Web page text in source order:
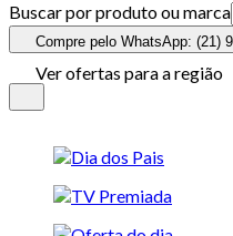
Buscar por produto ou marca
Compre pelo WhatsApp: (21)
Ver ofertas para a região